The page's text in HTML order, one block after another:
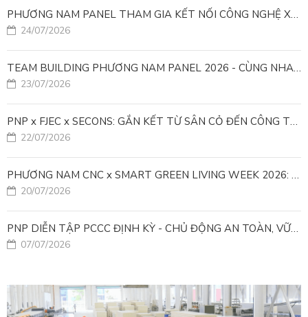
PHƯƠNG NAM PANEL THAM GIA KẾT NỐI CÔNG NGHỆ XANH VÌ MỤC TIÊU PHÁT TRIỂN BỀN VỮNG
24/07/2026
TEAM BUILDING PHƯƠNG NAM PANEL 2026 - CÙNG NHAU ĐI XA, CÙNG NHAU LỚN MẠNH
23/07/2026
PNP x FJEC x SECONS: GẮN KẾT TỪ SÂN CỎ ĐẾN CÔNG TRÌNH
22/07/2026
PHƯƠNG NAM CNC x SMART GREEN LIVING WEEK 2026: KIẾN TẠO ĐÔ THỊ XANH TỪ NHỮNG GIẢI PHÁP FACADE
20/07/2026
PNP DIỄN TẬP PCCC ĐỊNH KỲ - CHỦ ĐỘNG AN TOÀN, VỮNG VÀNG VẬN HÀNH
07/07/2026